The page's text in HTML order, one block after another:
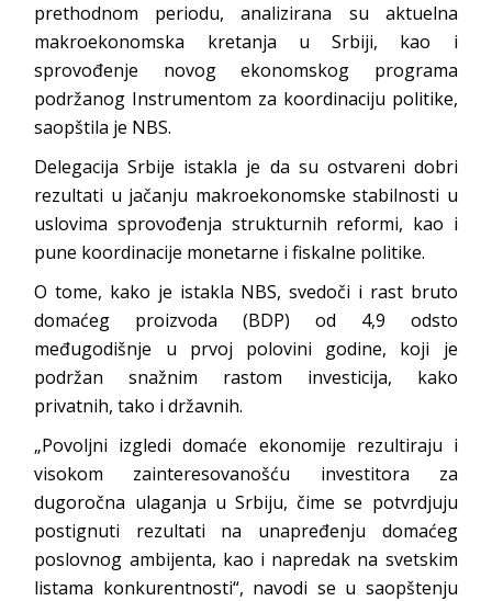
prethodnom periodu, analizirana su aktuelna
makroekonomska kretanja u Srbiji, kao i
sprovođenje novog ekonomskog programa
podržanog Instrumentom za koordinaciju politike,
saopštila je NBS.
Delegacija Srbije istakla je da su ostvareni dobri
rezultati u jačanju makroekonomske stabilnosti u
uslovima sprovođenja strukturnih reformi, kao i
pune koordinacije monetarne i fiskalne politike.
O tome, kako je istakla NBS, svedoči i rast bruto
domaćeg proizvoda (BDP) od 4,9 odsto
međugodišnje u prvoj polovini godine, koji je
podržan snažnim rastom investicija, kako
privatnih, tako i državnih.
„Povoljni izgledi domaće ekonomije rezultiraju i
visokom zainteresovanošću investitora za
dugoročna ulaganja u Srbiju, čime se potvrdjuju
postignuti rezultati na unapređenju domaćeg
poslovnog ambijenta, kao i napredak na svetskim
listama konkurentnosti“, navodi se u saopštenju